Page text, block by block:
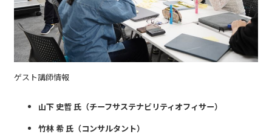
ゲスト講師情報
山下 史哲 氏（チーフサステナビリティオフィサー）
竹林 希 氏（コンサルタント）